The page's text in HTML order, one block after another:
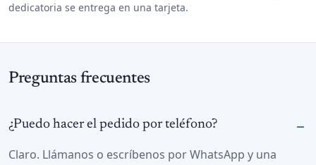
dedicatoria se entrega en una tarjeta.
Preguntas frecuentes
¿Puedo hacer el pedido por teléfono?
Claro. Llámanos o escríbenos por WhatsApp y una